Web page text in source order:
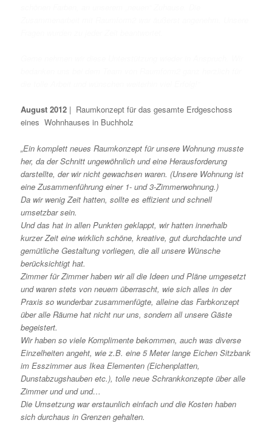
August 2012 | Raumkonzept für das gesamte Erdgeschoss
eines Wohnhauses in Buchholz
„Ein komplett neues Raumkonzept für unsere Wohnung musste
her, da der Schnitt ungewöhnlich und eine Herausforderung
darstellte, der wir nicht gewachsen waren. (Unsere Wohnung ist
eine Zusammenführung einer 1- und 3-Zimmerwohnung.)
Da wir wenig Zeit hatten, sollte es effizient und schnell
umsetzbar sein.
Und das hat in allen Punkten geklappt, wir hatten innerhalb
kurzer Zeit eine wirklich schöne, kreative, gut durchdachte und
gemütliche Gestaltung vorliegen, die all unsere Wünsche
berücksichtigt hat.
Zimmer für Zimmer haben wir all die Ideen und Pläne umgesetzt
und waren stets von neuem überrascht, wie sich alles in der
Praxis so wunderbar zusammenfügte, alleine das Farbkonzept
über alle Räume hat nicht nur uns, sondern all unsere Gäste
begeistert.
Wir haben so viele Komplimente bekommen, auch was diverse
Einzelheiten angeht, wie z.B. eine 5 Meter lange Eichen Sitzbank
im Esszimmer aus Ikea Elementen (Eichenplatten,
Dunstabzugshauben etc.), tolle neue Schrankkonzepte über alle
Zimmer und und und…
Die Umsetzung war erstaunlich einfach und die Kosten haben
sich durchaus in Grenzen gehalten.